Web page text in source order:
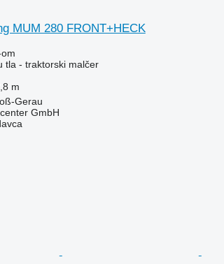
MUM 280 FRONT+HECK
tla - traktorski malčer
m
Gerau
GmbH